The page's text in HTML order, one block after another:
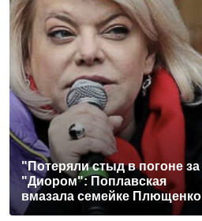
"Потеряли стыд в погоне за
"Диором": Поплавская
вмазала семейке Плющенко